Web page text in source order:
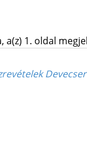
a(z) 1. oldal